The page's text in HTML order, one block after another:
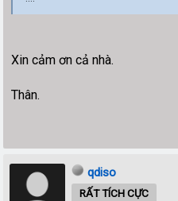
Xin cảm ơn cả nhà.
Thân.
qdiso
RẤT TÍCH CỰC